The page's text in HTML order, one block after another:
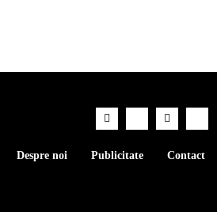
Despre noi Publicitate Contact